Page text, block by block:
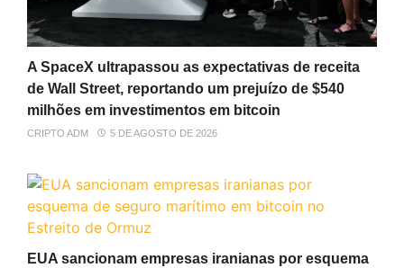
A SpaceX ultrapassou as expectativas de receita
de Wall Street, reportando um prejuízo de $540
milhões em investimentos em bitcoin
CRIPTO ADM 5 DE AGOSTO DE 2026
EUA sancionam empresas iranianas por esquema